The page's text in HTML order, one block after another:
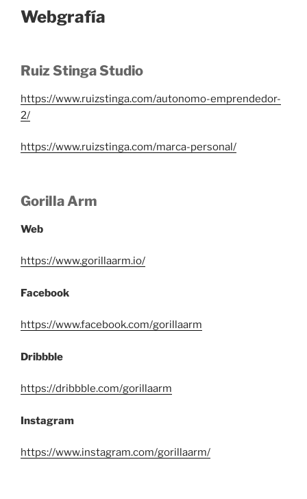
Webgrafía
Ruiz Stinga Studio
https://www.ruizstinga.com/autonomo-emprendedor-
2/
https://www.ruizstinga.com/marca-personal/
Gorilla Arm
Web
https://www.gorillaarm.io/
Facebook
https://www.facebook.com/gorillaarm
Dribbble
https://dribbble.com/gorillaarm
Instagram
https://www.instagram.com/gorillaarm/